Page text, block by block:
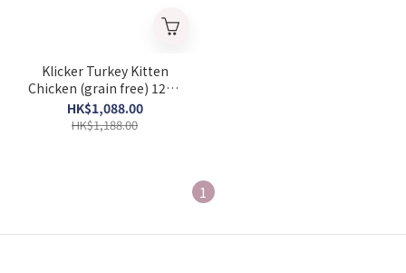
Klicker Turkey Kitten
Chicken (grain free) 12kg
＊＊＊【Expiry date：
31/07/2026】＊＊＊
HK$1,088.00
HK$1,188.00
1